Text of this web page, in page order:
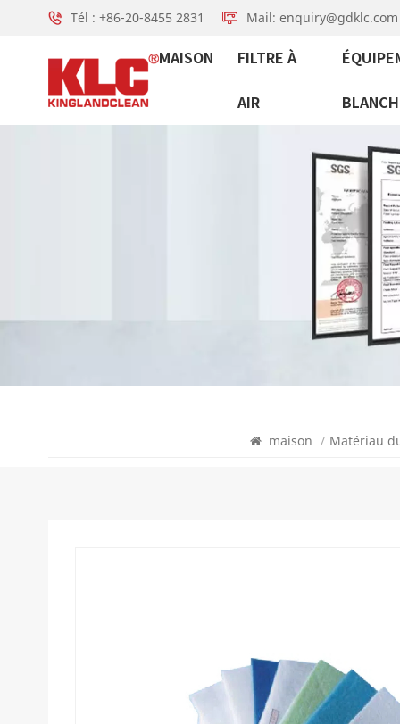
Tél : +86-20-8455 2831 Mail: enquiry@gdklc.com
MAISON FILTRE À
AIR
maison / Matériau